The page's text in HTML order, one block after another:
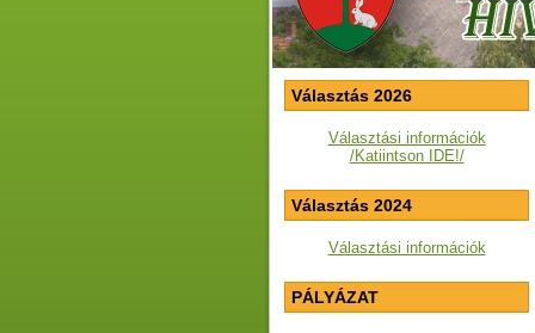
Választás 2026
Választási információk
/Katiintson IDE!/
Választás 2024
Választási információk
PÁLYÁZAT